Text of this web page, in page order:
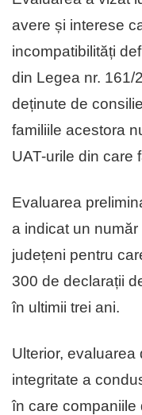
avere și interese
incompatibilități
din Legea nr. 161/
deținute de
familiile acestora
UAT-urile din care
Evaluarea
a indicat un
județeni pentru
300 de declarații
în ultimii trei ani.
Ulterior,
integritate a
în care companiile